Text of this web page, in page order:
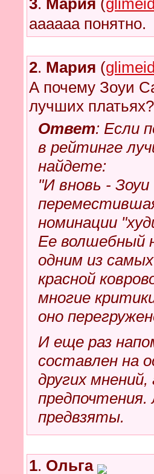
аааааа понятно.
2. Мария (
А почему Зоуи
лучших платьях?
Ответ: Если
в рейтинге
найдете:
"И вновь -
номинации
Ее волшебный
одним из
красной
многие
оно
И еще раз
составлен на
других
предвзяты.
1. Ольга